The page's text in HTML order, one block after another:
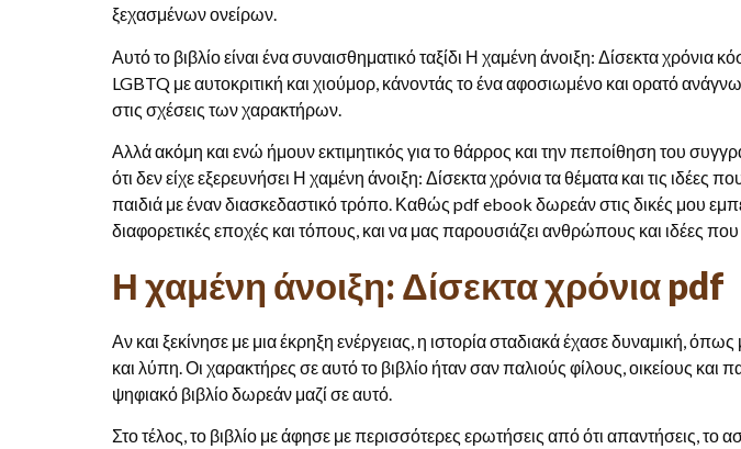
ξεχασμένων ονείρων.
Αυτό το βιβλίο είναι ένα συναισθηματικό ταξίδι Η χαμένη άνοιξη: Δίσεκτα χρόνια
LGBTQ με αυτοκριτική και χιούμορ, κάνοντάς το ένα αφοσιωμένο και ορατό
στις σχέσεις των χαρακτήρων.
Αλλά ακόμη και ενώ ήμουν εκτιμητικός για το θάρρος και την πεποίθηση του
ότι δεν είχε εξερευνήσει Η χαμένη άνοιξη: Δίσεκτα χρόνια τα θέματα και τις
παιδιά με έναν διασκεδαστικό τρόπο. Καθώς pdf ebook δωρεάν στις δικές μου
διαφορετικές εποχές και τόπους, και να μας παρουσιάζει ανθρώπους και ιδέες
Η χαμένη άνοιξη: Δίσεκτα χρόνια pdf
Αν και ξεκίνησε με μια έκρηξη ενέργειας, η ιστορία σταδιακά έχασε δυναμική,
και λύπη. Οι χαρακτήρες σε αυτό το βιβλίο ήταν σαν παλιούς φίλους, οικείους και
ψηφιακό βιβλίο δωρεάν μαζί σε αυτό.
Στο τέλος, το βιβλίο με άφησε με περισσότερες ερωτήσεις από ότι απαντήσεις,